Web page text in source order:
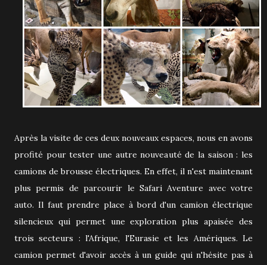
Après la visite de ces deux nouveaux espaces, nous en avons
profité pour tester une autre nouveauté de la saison : les
camions de brousse électriques. En effet, il n'est maintenant
plus permis de parcourir le Safari Aventure avec votre
auto. Il faut prendre place à bord d'un camion électrique
silencieux qui permet une exploration plus apaisée des
trois secteurs : l'Afrique, l'Eurasie et les Amériques. Le
camion permet d'avoir accès à un guide qui n'hésite pas à